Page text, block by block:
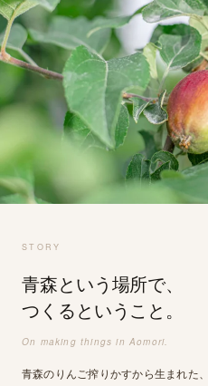
STORY
青森という場所で、
つくるということ。
On making things in Aomori.
青森のりんご搾りかすから生まれた